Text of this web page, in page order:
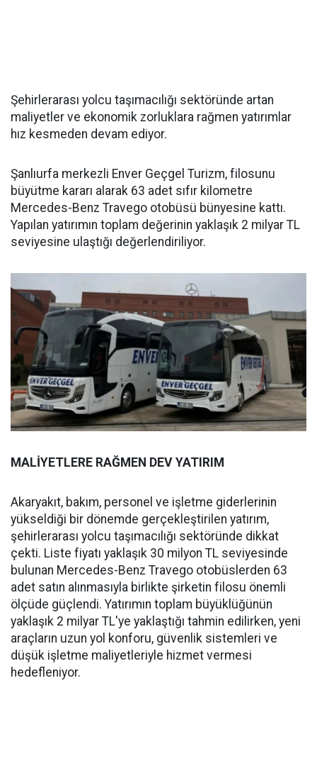
Şehirlerarası yolcu taşımacılığı sektöründe artan
maliyetler ve ekonomik zorluklara rağmen yatırımlar
hız kesmeden devam ediyor.
Şanlıurfa merkezli Enver Geçgel Turizm, filosunu
büyütme kararı alarak 63 adet sıfır kilometre
Mercedes-Benz Travego otobüsü bünyesine kattı.
Yapılan yatırımın toplam değerinin yaklaşık 2 milyar TL
seviyesine ulaştığı değerlendiriliyor.
MALİYETLERE RAĞMEN DEV YATIRIM
Akaryakıt, bakım, personel ve işletme giderlerinin
yükseldiği bir dönemde gerçekleştirilen yatırım,
şehirlerarası yolcu taşımacılığı sektöründe dikkat
çekti. Liste fiyatı yaklaşık 30 milyon TL seviyesinde
bulunan Mercedes-Benz Travego otobüslerden 63
adet satın alınmasıyla birlikte şirketin filosu önemli
ölçüde güçlendi. Yatırımın toplam büyüklüğünün
yaklaşık 2 milyar TL'ye yaklaştığı tahmin edilirken, yeni
araçların uzun yol konforu, güvenlik sistemleri ve
düşük işletme maliyetleriyle hizmet vermesi
hedefleniyor.